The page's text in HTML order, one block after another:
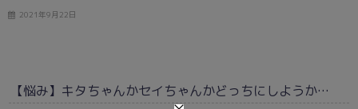
2021年9月22日
【悩み】キタちゃんかセイちゃんかどっちにしようか…